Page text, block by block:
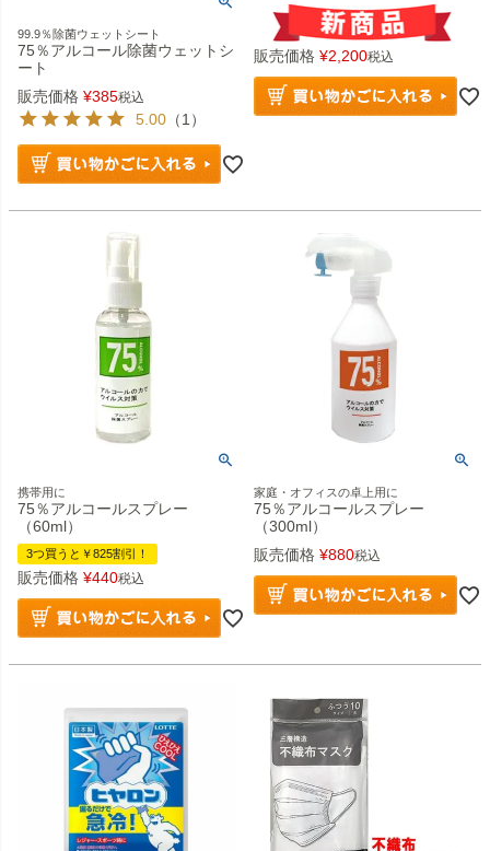
99.9％除菌ウェットシート
75％アルコール除菌ウェットシ
ート
販売価格 ¥385税込
5.00 （1）
販売価格 ¥2,200税込
携帯用に
75％アルコールスプレー
（60ml）
3つ買うと￥825割引！
販売価格 ¥440税込
家庭・オフィスの卓上用に
75％アルコールスプレー
（300ml）
販売価格 ¥880税込